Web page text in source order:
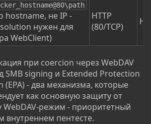
hostname, не IP -
нужен для
WebClient)
HTTP
(80/TCP)
при coercion через WebDAV
SMB signing и Extended Protection
- два механизма, которые
как основную защиту от
WebDAV-режим - приоритетный
внутреннем пентесте.